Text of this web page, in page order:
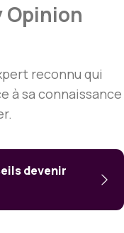
Opinion
reconnu qui
à sa connaissance
devenir